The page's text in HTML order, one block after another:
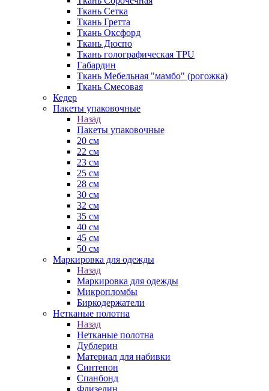
Ткань Сетка
Ткань Гретта
Ткань Оксфорд
Ткань Дюспо
Ткань голографическая TPU
Габардин
Ткань Мебельная "мамбо" (рогожка)
Ткань Смесовая
Кедер
Пакеты упаковочные
Назад
Пакеты упаковочные
20 см
22 см
23 см
25 см
28 см
30 см
32 см
35 см
40 см
45 см
50 см
Маркировка для одежды
Назад
Маркировка для одежды
Микропломбы
Биркодержатели
Нетканые полотна
Назад
Нетканые полотна
Дублерин
Материал для набивки
Синтепон
Спанбонд
Флизелин